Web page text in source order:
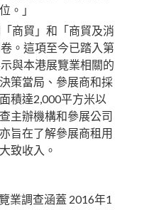
。」
商貿」和「商貿及消
。這項至今已踏入第
與本港展覽業相關的
策當局、參展商和採
積達2,000平方米以
主辦機構和參展公司
旨在了解參展商租用
致收入。
業調查涵蓋 2016年1